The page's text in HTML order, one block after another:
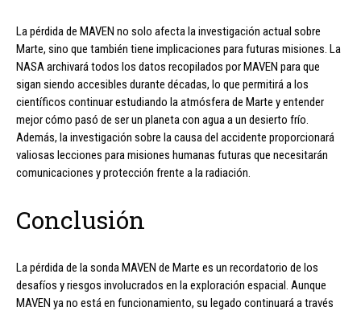
La pérdida de MAVEN no solo afecta la investigación actual sobre
Marte, sino que también tiene implicaciones para futuras misiones. La
NASA archivará todos los datos recopilados por MAVEN para que
sigan siendo accesibles durante décadas, lo que permitirá a los
científicos continuar estudiando la atmósfera de Marte y entender
mejor cómo pasó de ser un planeta con agua a un desierto frío.
Además, la investigación sobre la causa del accidente proporcionará
valiosas lecciones para misiones humanas futuras que necesitarán
comunicaciones y protección frente a la radiación.
Conclusión
La pérdida de la sonda MAVEN de Marte es un recordatorio de los
desafíos y riesgos involucrados en la exploración espacial. Aunque
MAVEN ya no está en funcionamiento, su legado continuará a través